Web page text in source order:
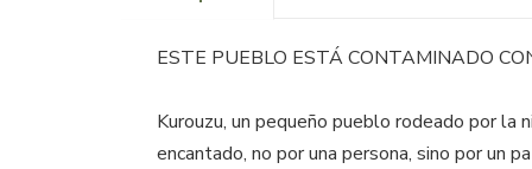
ESTE PUEBLO ESTÁ CONTAMINADO
Kurouzu, un pequeño pueblo rodeado por la
encantado, no por una persona, sino por un